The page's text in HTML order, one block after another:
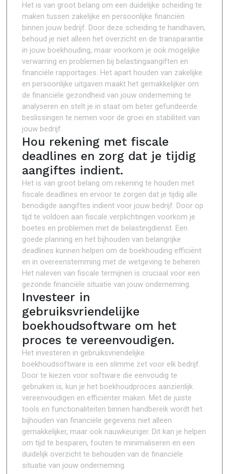
Het is van groot belang om een duidelijke scheiding te
maken tussen zakelijke en persoonlijke financiën
binnen jouw bedrijf. Door deze scheiding te handhaven,
behoud je niet alleen het overzicht en de transparantie
in jouw boekhouding, maar voorkom je ook mogelijke
verwarring en problemen bij belastingaangiften en
financiële rapportages. Het apart houden van zakelijke
en persoonlijke uitgaven maakt het gemakkelijker om
de financiële gezondheid van jouw onderneming te
analyseren en stelt je in staat om beter gefundeerde
beslissingen te nemen voor de groei en stabiliteit van
jouw bedrijf.
Hou rekening met fiscale
deadlines en zorg dat je tijdig
aangiftes indient.
Het is van groot belang om rekening te houden met
fiscale deadlines en ervoor te zorgen dat je tijdig alle
benodigde aangiftes indient voor jouw bedrijf. Door op
tijd te voldoen aan fiscale verplichtingen voorkom je
boetes en problemen met de belastingdienst. Een
goede planning en het bijhouden van belangrijke
deadlines kunnen helpen om de boekhouding efficiënt
en in overeenstemming met de wetgeving te beheren.
Het naleven van fiscale termijnen is cruciaal voor een
gezonde financiële situatie van jouw onderneming.
Investeer in
gebruiksvriendelijke
boekhoudsoftware om het
proces te vereenvoudigen.
Het investeren in gebruiksvriendelijke
boekhoudsoftware is een slimme zet voor elk bedrijf.
Door te kiezen voor software die eenvoudig te
gebruiken is, kun je het boekhoudproces aanzienlijk
vereenvoudigen en efficiënter maken. Met de juiste
tools en functionaliteiten binnen handbereik wordt het
bijhouden van financiële gegevens niet alleen
gemakkelijker, maar ook nauwkeuriger. Dit kan je helpen
om tijd te besparen, fouten te minimaliseren en een
duidelijk overzicht te behouden van de financiële
situatie van jouw onderneming.